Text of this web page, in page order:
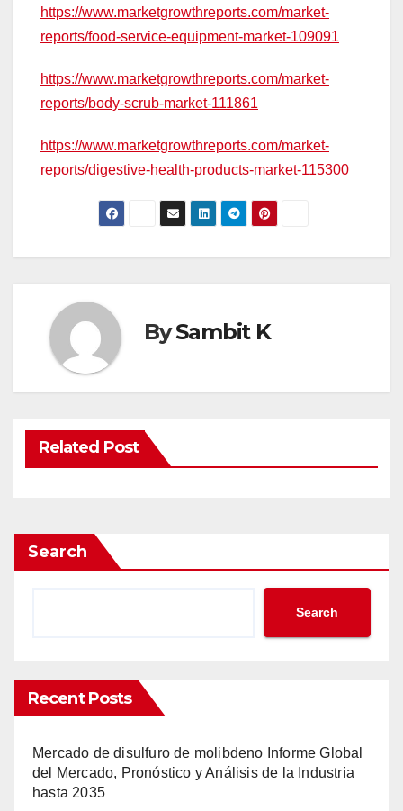
https://www.marketgrowthreports.com/market-
reports/food-service-equipment-market-109091
https://www.marketgrowthreports.com/market-
reports/body-scrub-market-111861
https://www.marketgrowthreports.com/market-
reports/digestive-health-products-market-115300
BySambit K
Related Post
Search
Search
Recent Posts
Mercado de disulfuro de molibdeno Informe Global
del Mercado, Pronóstico y Análisis de la Industria
hasta 2035